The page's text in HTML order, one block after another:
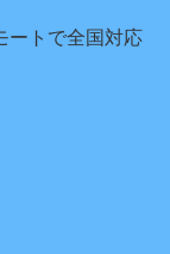
トで全国対応